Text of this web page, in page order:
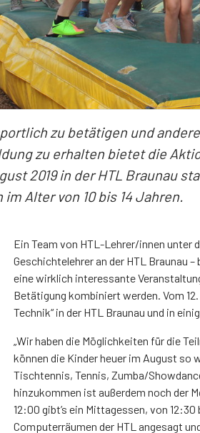
zu betätigen und
zu erhalten bietet die
2019 in der HTL Braunau
im Alter von 10 bis 14 Jahren.
Ein Team von HTL-Lehrer/innen unter
Geschichtelehrer an der HTL Braunau
eine wirklich interessante
Betätigung kombiniert werden. Vom
Technik“ in der HTL Braunau und in
„Wir haben die Möglichkeiten für die
können die Kinder heuer im August so
Tischtennis, Tennis, Zumba/
hinzukommen ist außerdem noch der
12:00 gibt’s ein Mittagessen, von
Computerräumen der HTL angesagt